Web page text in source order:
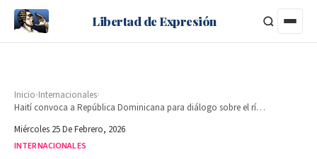
Libertad de Expresión
Inicio›Internacionales›
Haití convoca a República Dominicana para diálogo sobre el río Masacre y gestión hídrica binacional
Miércoles 25 De Febrero, 2026
INTERNACIONALES